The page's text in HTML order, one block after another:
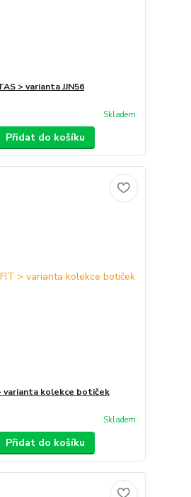
> varianta JJN56
Skladem
Přidat do košíku
varianta kolekce botiček
Skladem
Přidat do košíku